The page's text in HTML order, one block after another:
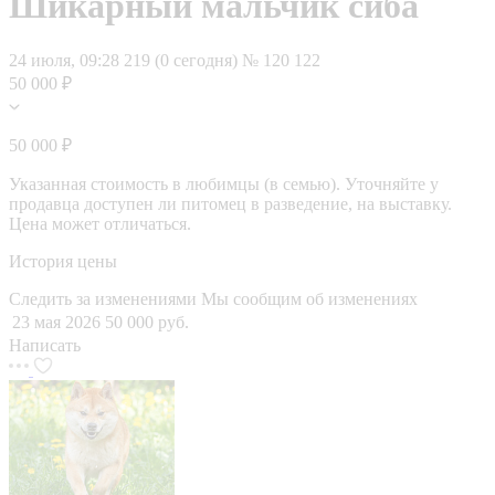
24 июля, 09:28 219 (0 сегодня) № 120 122
50 000 ₽
50 000 ₽
Указанная стоимость в любимцы (в семью). Уточняйте у
продавца доступен ли питомец в разведение, на выставку.
Цена может отличаться.
История цены
Следить за изменениями Мы сообщим об изменениях
23 мая 2026 50 000 руб.
Написать